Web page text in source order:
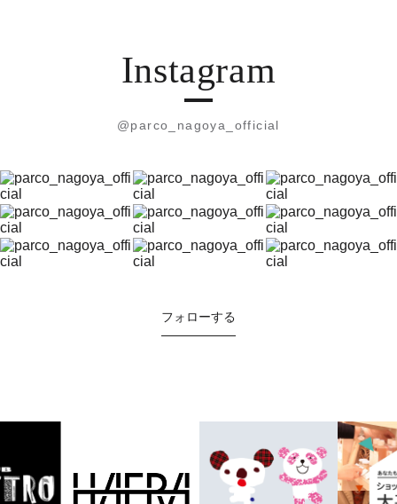
Instagram
@parco_nagoya_official
フォローする